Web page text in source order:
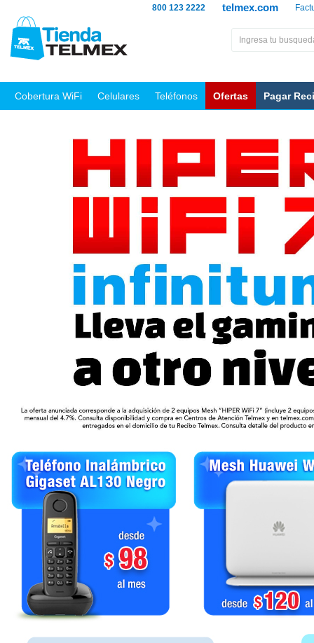
telmex.com
800 123 2222
Cobertura WiFi Celulares Teléfonos Ofertas Pagar